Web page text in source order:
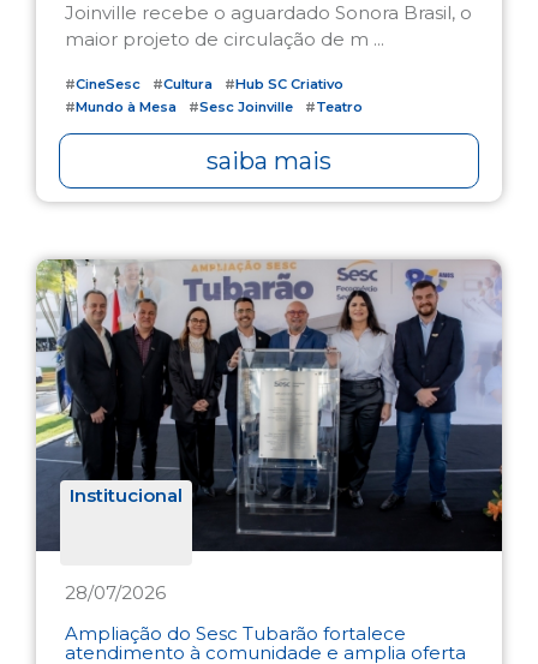
Joinville recebe o aguardado Sonora Brasil, o
maior projeto de circulação de m ...
#CineSesc #Cultura #Hub SC Criativo
#Mundo à Mesa #Sesc Joinville #Teatro
saiba mais
Institucional
28/07/2026
Ampliação do Sesc Tubarão fortalece
atendimento à comunidade e amplia oferta